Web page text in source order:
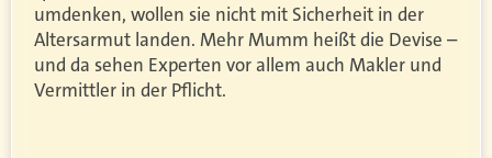
umdenken, wollen sie nicht mit Sicherheit in der
Altersarmut landen. Mehr Mumm heißt die Devise –
und da sehen Experten vor allem auch Makler und
Vermittler in der Pflicht.